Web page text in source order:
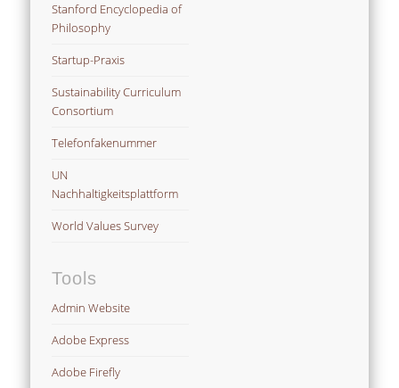
Stanford Encyclopedia of
Philosophy
Startup-Praxis
Sustainability Curriculum
Consortium
Telefonfakenummer
UN
Nachhaltigkeitsplattform
World Values Survey
Tools
Admin Website
Adobe Express
Adobe Firefly